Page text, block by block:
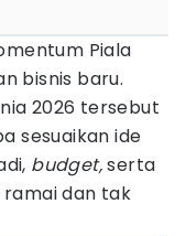
Piala
bisnis baru.
2026 tersebut
sesuaikan ide
budget,serta
dan tak